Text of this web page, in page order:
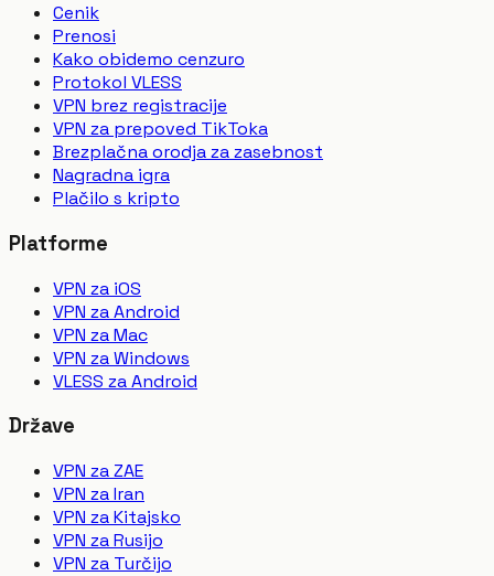
Cenik
Prenosi
Kako obidemo cenzuro
Protokol VLESS
VPN brez registracije
VPN za prepoved TikToka
Brezplačna orodja za zasebnost
Nagradna igra
Plačilo s kripto
Platforme
VPN za iOS
VPN za Android
VPN za Mac
VPN za Windows
VLESS za Android
Države
VPN za ZAE
VPN za Iran
VPN za Kitajsko
VPN za Rusijo
VPN za Turčijo